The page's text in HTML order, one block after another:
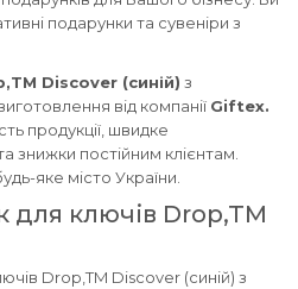
подарунки та сувеніри з
Discover (синій) з
від компанії Giftex.
продукції, швидке
знижки постійним клієнтам.
яке місто України.
ключів Drop,TM
Drop,TM Discover (синій) з